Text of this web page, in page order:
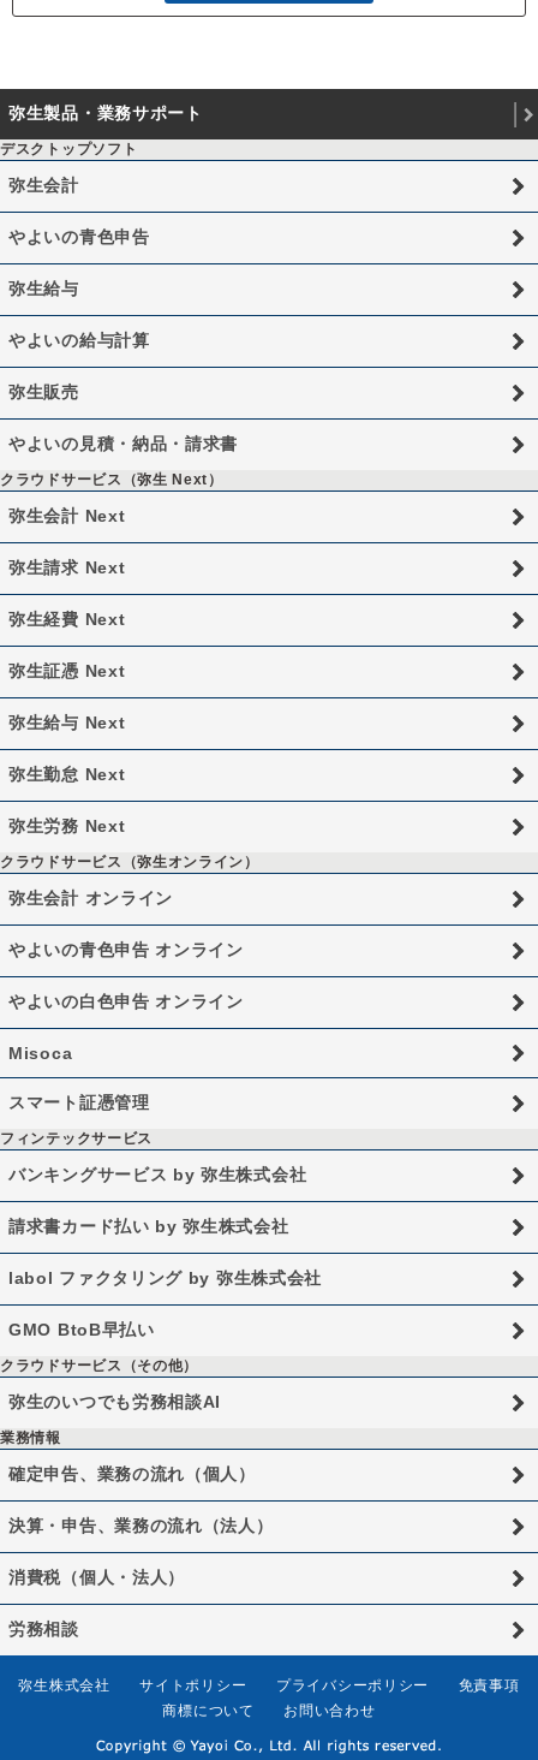
弥生製品・業務サポート
デスクトップソフト
弥生会計
やよいの青色申告
弥生給与
やよいの給与計算
弥生販売
やよいの見積・納品・請求書
クラウドサービス（弥生 Next）
弥生会計 Next
弥生請求 Next
弥生経費 Next
弥生証憑 Next
弥生給与 Next
弥生勤怠 Next
弥生労務 Next
クラウドサービス（弥生オンライン）
弥生会計 オンライン
やよいの青色申告 オンライン
やよいの白色申告 オンライン
Misoca
スマート証憑管理
フィンテックサービス
バンキングサービス by 弥生株式会社
請求書カード払い by 弥生株式会社
labol ファクタリング by 弥生株式会社
GMO BtoB早払い
クラウドサービス（その他）
弥生のいつでも労務相談AI
業務情報
確定申告、業務の流れ（個人）
決算・申告、業務の流れ（法人）
消費税（個人・法人）
労務相談
弥生株式会社 サイトポリシー プライバシーポリシー
免責事項
商標について
お問い合わせ